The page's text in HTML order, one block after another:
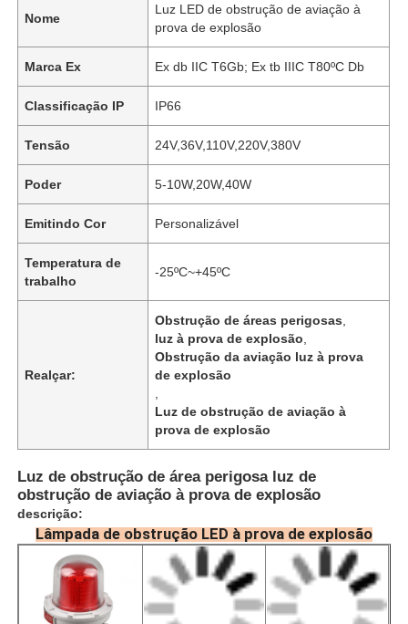
Nome
Luz LED de obstrução de aviação à
prova de explosão
Marca Ex Ex db IIC T6Gb; Ex tb IIIC T80ºC Db
Classificação IP IP66
Tensão 24V,36V,110V,220V,380V
Poder 5-10W,20W,40W
Emitindo Cor Personalizável
Temperatura de
trabalho
-25ºC~+45ºC
Realçar:
Obstrução de áreas perigosas
luz à prova de explosão
Obstrução da aviação luz à prova
de explosão
Luz de obstrução de aviação à
prova de explosão
Luz de obstrução de área perigosa luz de
obstrução de aviação à prova de explosão
descrição:
Lâmpada de obstrução LED à prova de explosão